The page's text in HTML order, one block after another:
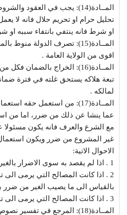
المــادة(14): يجب في العقود
تحليل حرام او تحريم حلال فانه لا
او شرط فانه ينتفي بانتفاء سببه او
المــادة(15): تصرف الدولة
اقوى من الولاية العامة .
المــادة(16): الخراج
تبعة هلاكه يستحق غلته في فترة
لمالكه .
المــادة(17): من استعمل حقه
عما ينشا عن ذلك من ضرر، اما من
مع الشرع والعرف فانه يكون مسئولا
غير المشروع من ضرر ويكون
الاحوال الاتية:
1 . اذا لم يقصد به سوى الاضرار بالغير .
2 . اذا كانت المصالح التي يرمى الى
بالقياس الى ما يصيب الغير من ضرر
3 . اذا كانت المصالح التي يرمى الى تحقيقها غير مشروعة .
المــادة(18): المرجع في تفسير